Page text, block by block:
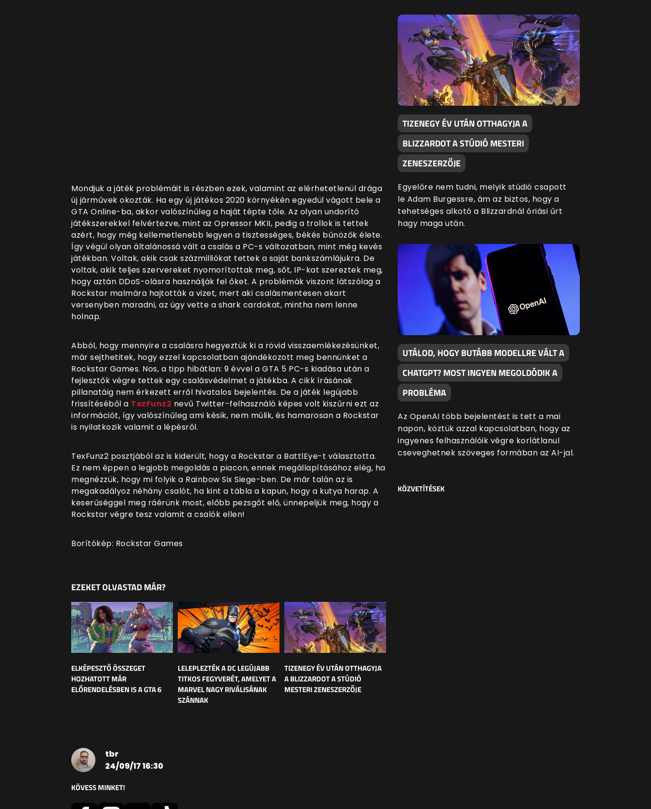
Mondjuk a játék problémáit is részben ezek, valamint az elérhetetlenül drága
új járművek okozták. Ha egy új játékos 2020 környékén egyedül vágott bele a
GTA Online-ba, akkor valószínűleg a haját tépte tőle. Az olyan undorító
játékszerekkel felvértezve, mint az Opressor MKII, pedig a trollok is tettek
azért, hogy még kellemetlenebb legyen a tisztességes, békés bűnözők élete.
Így végül olyan általánossá vált a csalás a PC-s változatban, mint még kevés
játékban. Voltak, akik csak százmilliókat tettek a saját bankszámlájukra. De
voltak, akik teljes szervereket nyomorítottak meg, sőt, IP-kat szereztek meg,
hogy aztán DDoS-olásra használják fel őket. A problémák viszont látszólag a
Rockstar malmára hajtották a vizet, mert aki csalásmentesen akart
versenyben maradni, az úgy vette a shark cardokat, mintha nem lenne
holnap.
Abból, hogy mennyire a csalásra hegyeztük ki a rövid visszaemlékezésünket,
már sejthetitek, hogy ezzel kapcsolatban ajándékozott meg bennünket a
Rockstar Games. Nos, a tipp hibátlan: 9 évvel a GTA 5 PC-s kiadása után a
fejlesztők végre tettek egy csalásvédelmet a játékba. A cikk írásának
pillanatáig nem érkezett erről hivatalos bejelentés. De a játék legújabb
frissítéséből a TezFunz2 nevű Twitter-felhasználó képes volt kiszűrni ezt az
információt, így valószínűleg ami késik, nem múlik, és hamarosan a Rockstar
is nyilatkozik valamit a lépésről.
TexFunz2 posztjából az is kiderült, hogy a Rockstar a BattlEye-t választotta.
Ez nem éppen a legjobb megoldás a piacon, ennek megállapításához elég, ha
megnézzük, hogy mi folyik a Rainbow Six Siege-ben. De már talán az is
megakadályoz néhány csalót, ha kint a tábla a kapun, hogy a kutya harap. A
keserűséggel meg ráérünk most, előbb pezsgőt elő, ünnepeljük meg, hogy a
Rockstar végre tesz valamit a csalók ellen!
Borítókép: Rockstar Games
EZEKET OLVASTAD MÁR?
ELKÉPESZTŐ ÖSSZEGET
HOZHATOTT MÁR
ELŐRENDELÉSBEN IS A GTA 6
LELEPLEZTÉK A DC LEGÚJABB
TITKOS FEGYVERÉT, AMELYET A
MARVEL NAGY RIVÁLISÁNAK
SZÁNNAK
TIZENEGY ÉV UTÁN OTTHAGYJA
A BLIZZARDOT A STÚDIÓ
MESTERI ZENESZERZŐJE
tbr
24/09/17 16:30
KÖVESS MINKET!
TIZENEGY ÉV UTÁN OTTHAGYJA A
BLIZZARDOT A STÚDIÓ MESTERI
ZENESZERZŐJE
Egyelőre nem tudni, melyik stúdió csapott
le Adam Burgessre, ám az biztos, hogy a
tehetséges alkotó a Blizzardnál óriási űrt
hagy maga után.
UTÁLOD, HOGY BUTÁBB MODELLRE VÁLT A
CHATGPT? MOST INGYEN MEGOLDÓDIK A
PROBLÉMA
Az OpenAI több bejelentést is tett a mai
napon, köztük azzal kapcsolatban, hogy az
ingyenes felhasználóik végre korlátlanul
cseveghetnek szöveges formában az AI-jal.
KÖZVETÍTÉSEK